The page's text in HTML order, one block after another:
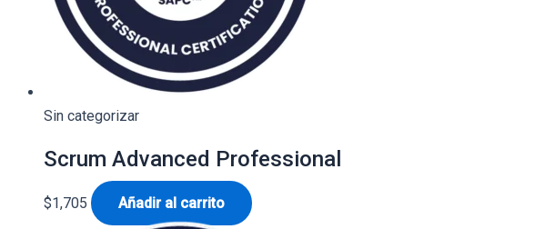
Sin categorizar
Scrum Advanced Professional
$1,705 Añadir al carrito